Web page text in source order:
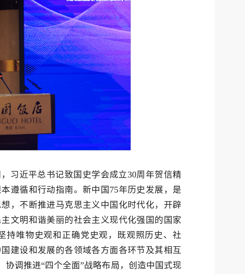
习近平总书记致国史学会成立30周年贺信精
遵循和行动指南。新中国75年历史发展，是
，不断推进马克思主义中国化时代化，开辟
文明和谐美丽的社会主义现代化强国的国家
持唯物史观和正确党史观，既观照历史、社
建设和发展的各领域各方面各环节及其相互
调推进“四个全面”战略布局，创造中国式现